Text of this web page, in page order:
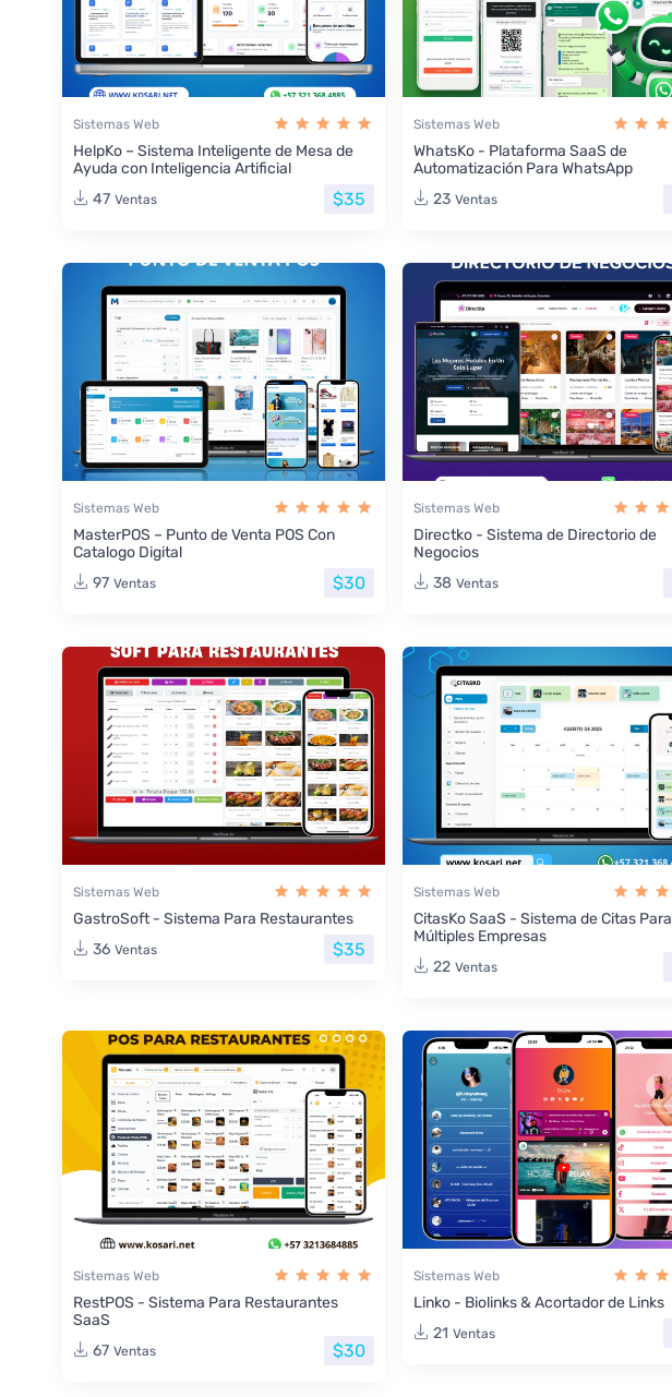
Sistemas Web
HelpKo – Sistema Inteligente de Mesa de
Ayuda con Inteligencia Artificial
47 Ventas $35
Sistemas Web
WhatsKo - Plataforma SaaS de
Automatización Para WhatsApp
23 Ventas
Sistemas Web
MasterPOS – Punto de Venta POS Con
Catalogo Digital
97 Ventas $30
Sistemas Web
Directko - Sistema de Directorio de
Negocios
38 Ventas
Sistemas Web
GastroSoft - Sistema Para Restaurantes
36 Ventas $35
Sistemas Web
CitasKo SaaS - Sistema de Citas Para
Múltiples Empresas
22 Ventas
Sistemas Web
RestPOS - Sistema Para Restaurantes
SaaS
67 Ventas $30
Sistemas Web
Linko - Biolinks & Acortador de Links
21 Ventas